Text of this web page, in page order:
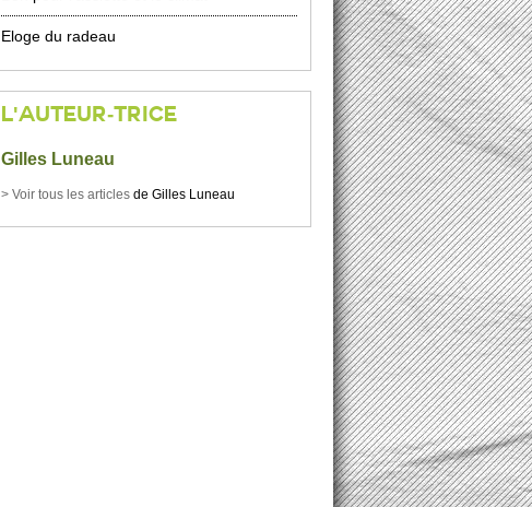
Eloge du radeau
L'AUTEUR-TRICE
Gilles Luneau
> Voir tous les articles deGilles Luneau